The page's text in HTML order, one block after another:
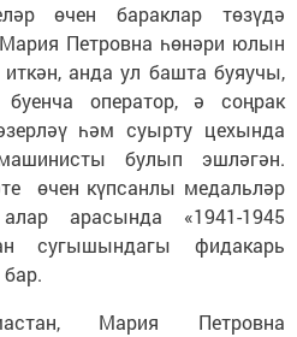
өчен бараклар төзүдә
Петровна һөнәри юлын
анда ул башта буяучы,
оператор, ә соңрак
һәм суырту цехында
булып эшләгән.
өчен күпсанлы медальләр
арасында «1941-1945
сугышындагы фидакарь
Мария Петровна